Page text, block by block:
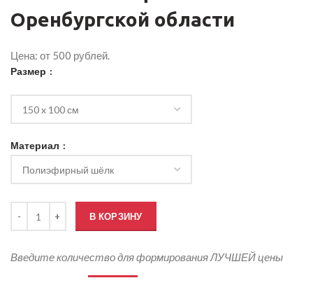
Оренбургской области
Цена: от 500 рублей.
Размер
Материал
В КОРЗИНУ
Введите количество для формирования ЛУЧШЕЙ цены